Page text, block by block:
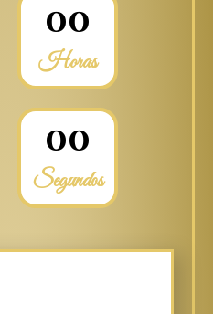
00
Horas
00
Segundos